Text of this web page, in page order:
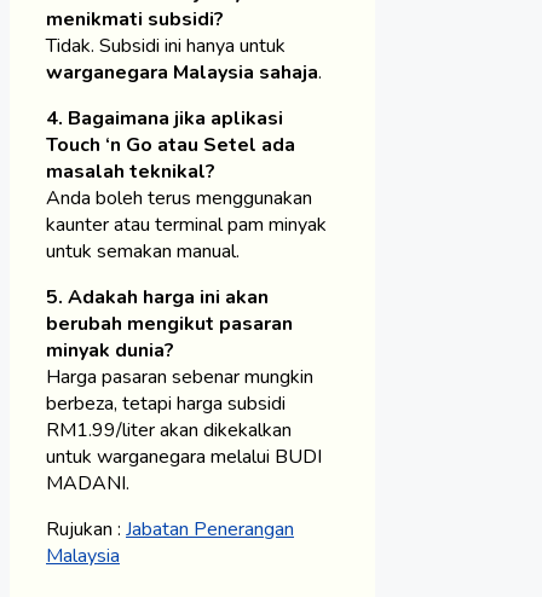
menikmati subsidi?
Tidak. Subsidi ini hanya untuk
warganegara Malaysia sahaja.
4. Bagaimana jika aplikasi
Touch ‘n Go atau Setel ada
masalah teknikal?
Anda boleh terus menggunakan
kaunter atau terminal pam minyak
untuk semakan manual.
5. Adakah harga ini akan
berubah mengikut pasaran
minyak dunia?
Harga pasaran sebenar mungkin
berbeza, tetapi harga subsidi
RM1.99/liter akan dikekalkan
untuk warganegara melalui BUDI
MADANI.
Rujukan : Jabatan Penerangan
Malaysia